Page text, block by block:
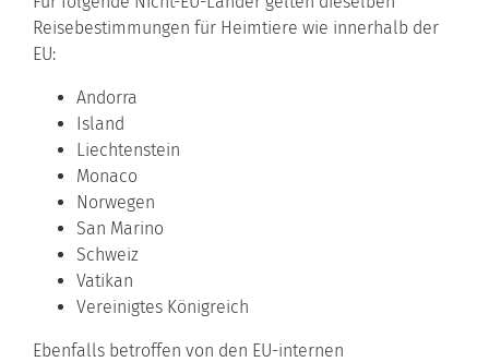
Reisebestimmungen für Heimtiere wie innerhalb der
EU:
Andorra
Island
Liechtenstein
Monaco
Norwegen
San Marino
Schweiz
Vatikan
Vereinigtes Königreich
Ebenfalls betroffen von den EU-internen